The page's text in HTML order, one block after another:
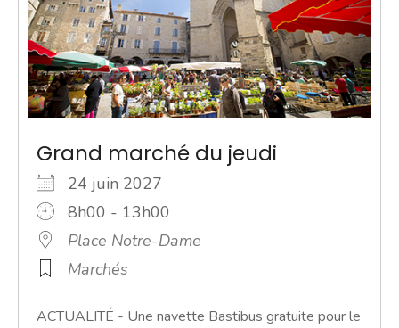
Grand marché du jeudi
24 juin 2027
8h00 - 13h00
Place Notre-Dame
Marchés
ACTUALITÉ - Une navette Bastibus gratuite pour le